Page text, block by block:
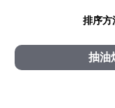
排序方
抽油